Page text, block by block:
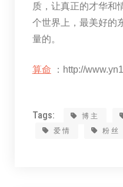
质，让真正的才华和
个世界上，最美好的
量的。
算命 ：http://
Tags: 博主
爱情
粉丝